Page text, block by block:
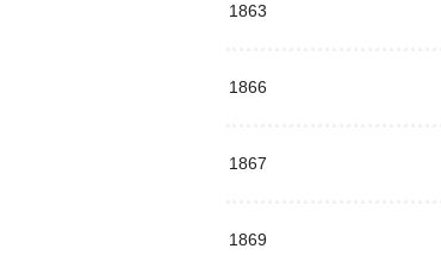
1863
1866
1867
1869